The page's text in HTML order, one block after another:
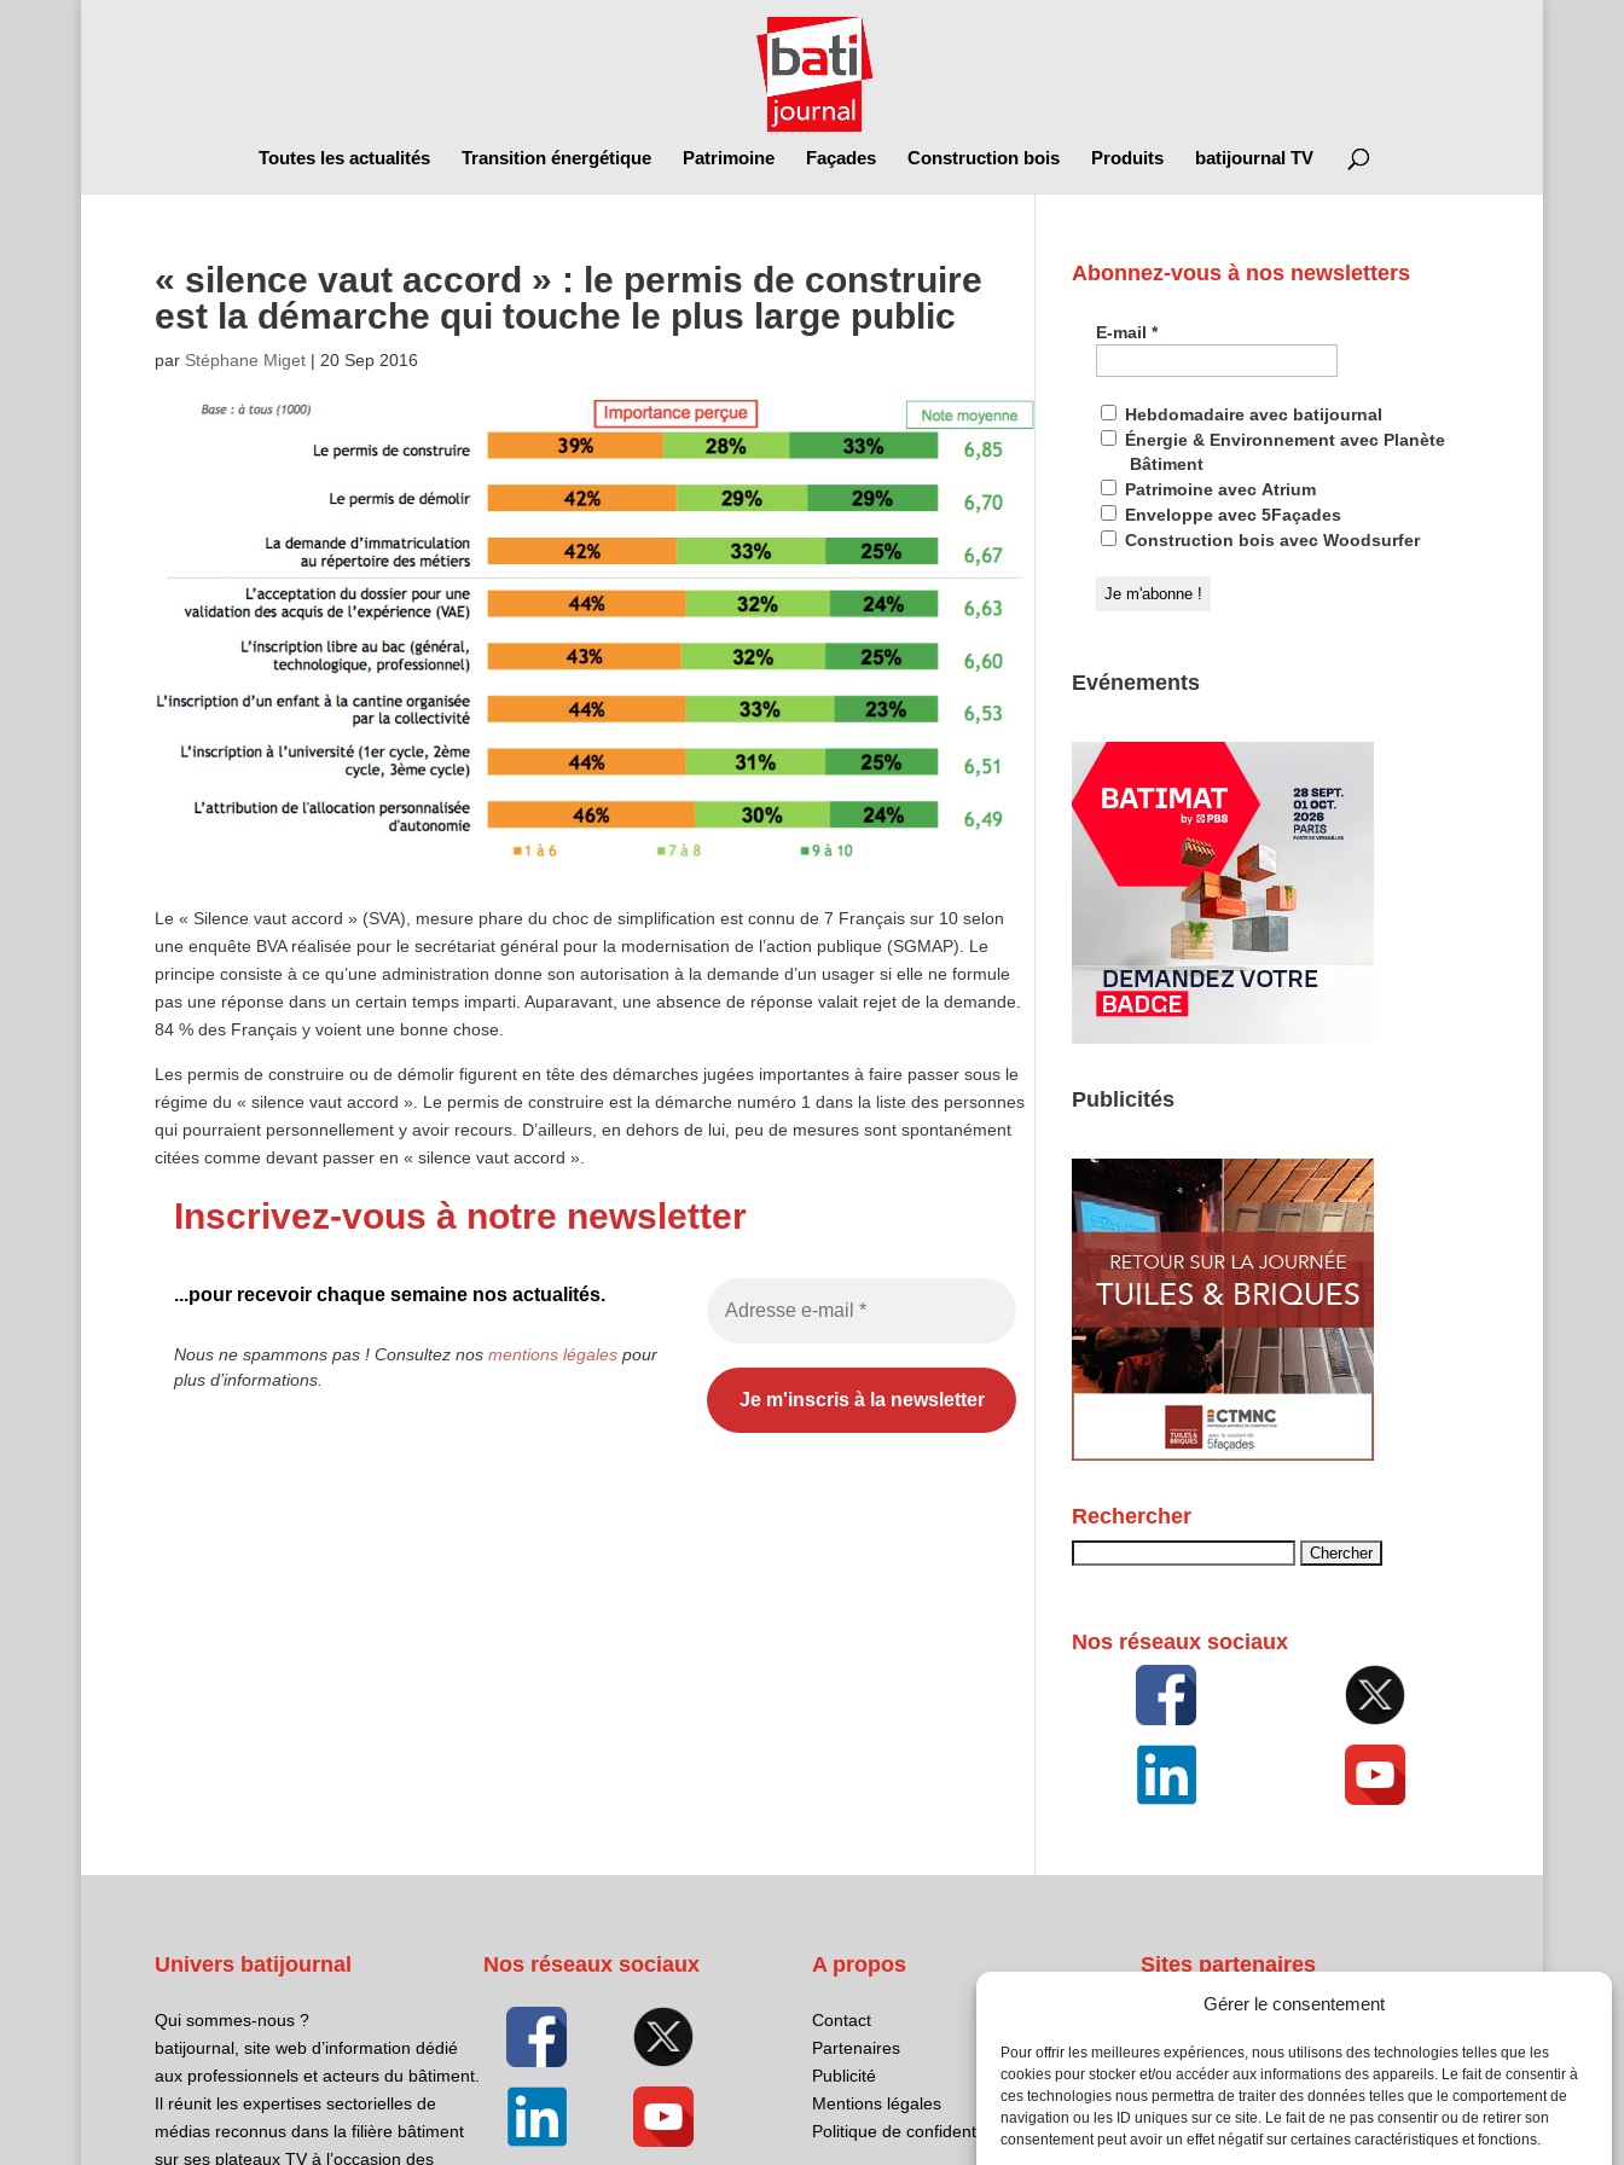
Gérer le consentement
Pour offrir les meilleures expériences, nous utilisons des technologies telles que les
cookies pour stocker et/ou accéder aux informations des appareils. Le fait de consentir à
ces technologies nous permettra de traiter des données telles que le comportement de
navigation ou les ID uniques sur ce site. Le fait de ne pas consentir ou de retirer son
consentement peut avoir un effet négatif sur certaines caractéristiques et fonctions.
Toutes les actualités Transition énergétique Patrimoine Façades Construction bois Produits batijournal TV
« silence vaut accord » : le permis de construire
est la démarche qui touche le plus large public
par Stéphane Miget| 20 Sep 2016
Le « Silence vaut accord » (SVA), mesure phare du choc de simplification est connu de 7 Français sur 10 selon
une enquête BVA réalisée pour le secrétariat général pour la modernisation de l’action publique (SGMAP). Le
principe consiste à ce qu’une administration donne son autorisation à la demande d’un usager si elle ne formule
pas une réponse dans un certain temps imparti. Auparavant, une absence de réponse valait rejet de la demande.
84 % des Français y voient une bonne chose.
Les permis de construire ou de démolir figurent en tête des démarches jugées importantes à faire passer sous le
régime du « silence vaut accord ». Le permis de construire est la démarche numéro 1 dans la liste des personnes
qui pourraient personnellement y avoir recours. D’ailleurs, en dehors de lui, peu de mesures sont spontanément
citées comme devant passer en « silence vaut accord ».
Inscrivez-vous à notre newsletter
...pour recevoir chaque semaine nos actualités.
Nous ne spammons pas ! Consultez nos mentions légalespour
plus d’informations.
Abonnez-vous à nos newsletters
E-mail*
Hebdomadaire avec batijournal
Énergie & Environnement avec Planète
Bâtiment
Patrimoine avec Atrium
Enveloppe avec 5Façades
Construction bois avec Woodsurfer
Evénements
Publicités
Rechercher
Nos réseaux sociaux
Univers batijournal
Qui sommes-nous ?
batijournal, site web d’information dédié
aux professionnels et acteurs du bâtiment.
Il réunit les expertises sectorielles de
médias reconnus dans la filière bâtiment
sur ses plateaux TV à l’occasion des
Nos réseaux sociaux A propos
Contact
Partenaires
Publicité
Mentions légales
Politique de confidentialité
Sites partenaires
Atrium Patrimoine
Kiosque 21
L'Atelier Bois
Planète Bâtiment